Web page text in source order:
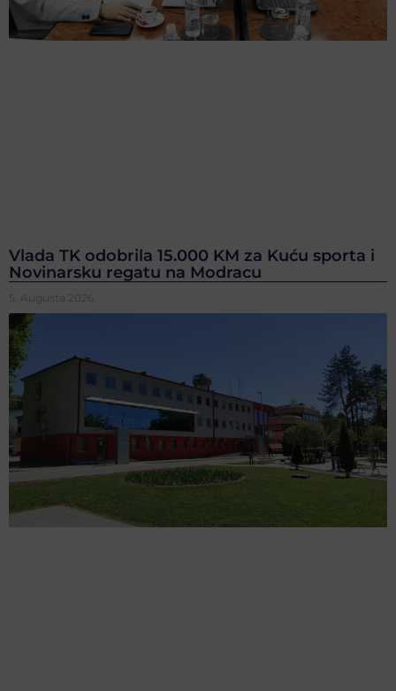
Vlada TK odobrila 15.000 KM za Kuću sporta i
Novinarsku regatu na Modracu
5. Augusta 2026.